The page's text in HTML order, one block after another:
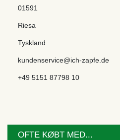
01591
Riesa
Tyskland
kundenservice@ich-zapfe.de
+49 5151 87798 10
OFTE KØBT MED...